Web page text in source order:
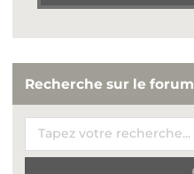
Recherche sur le forum